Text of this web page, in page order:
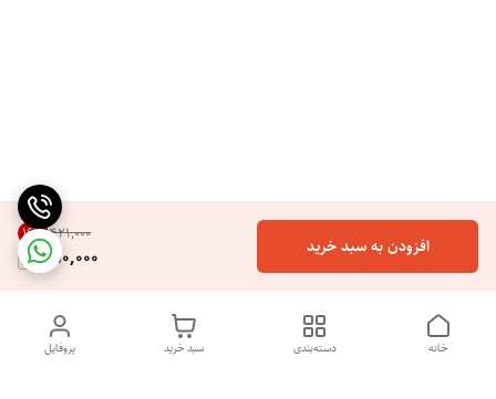
۴۲۱٬۰۰۰ 16%
350,000 افزودن به سبد خرید
پروفایل سبد خرید دسته‌بندی خانه